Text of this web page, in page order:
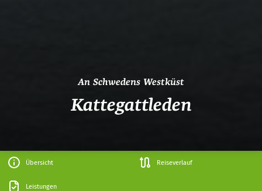
An Schwedens Westküst
Kattegattleden
Übersicht Reiseverlauf
Leistungen